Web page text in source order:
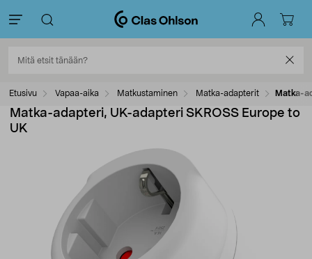
Etusivu Vapaa-aika Matkustaminen Matka-adapterit Matka-
Matka-adapteri, UK-adapteri SKROSS Europe to
UK